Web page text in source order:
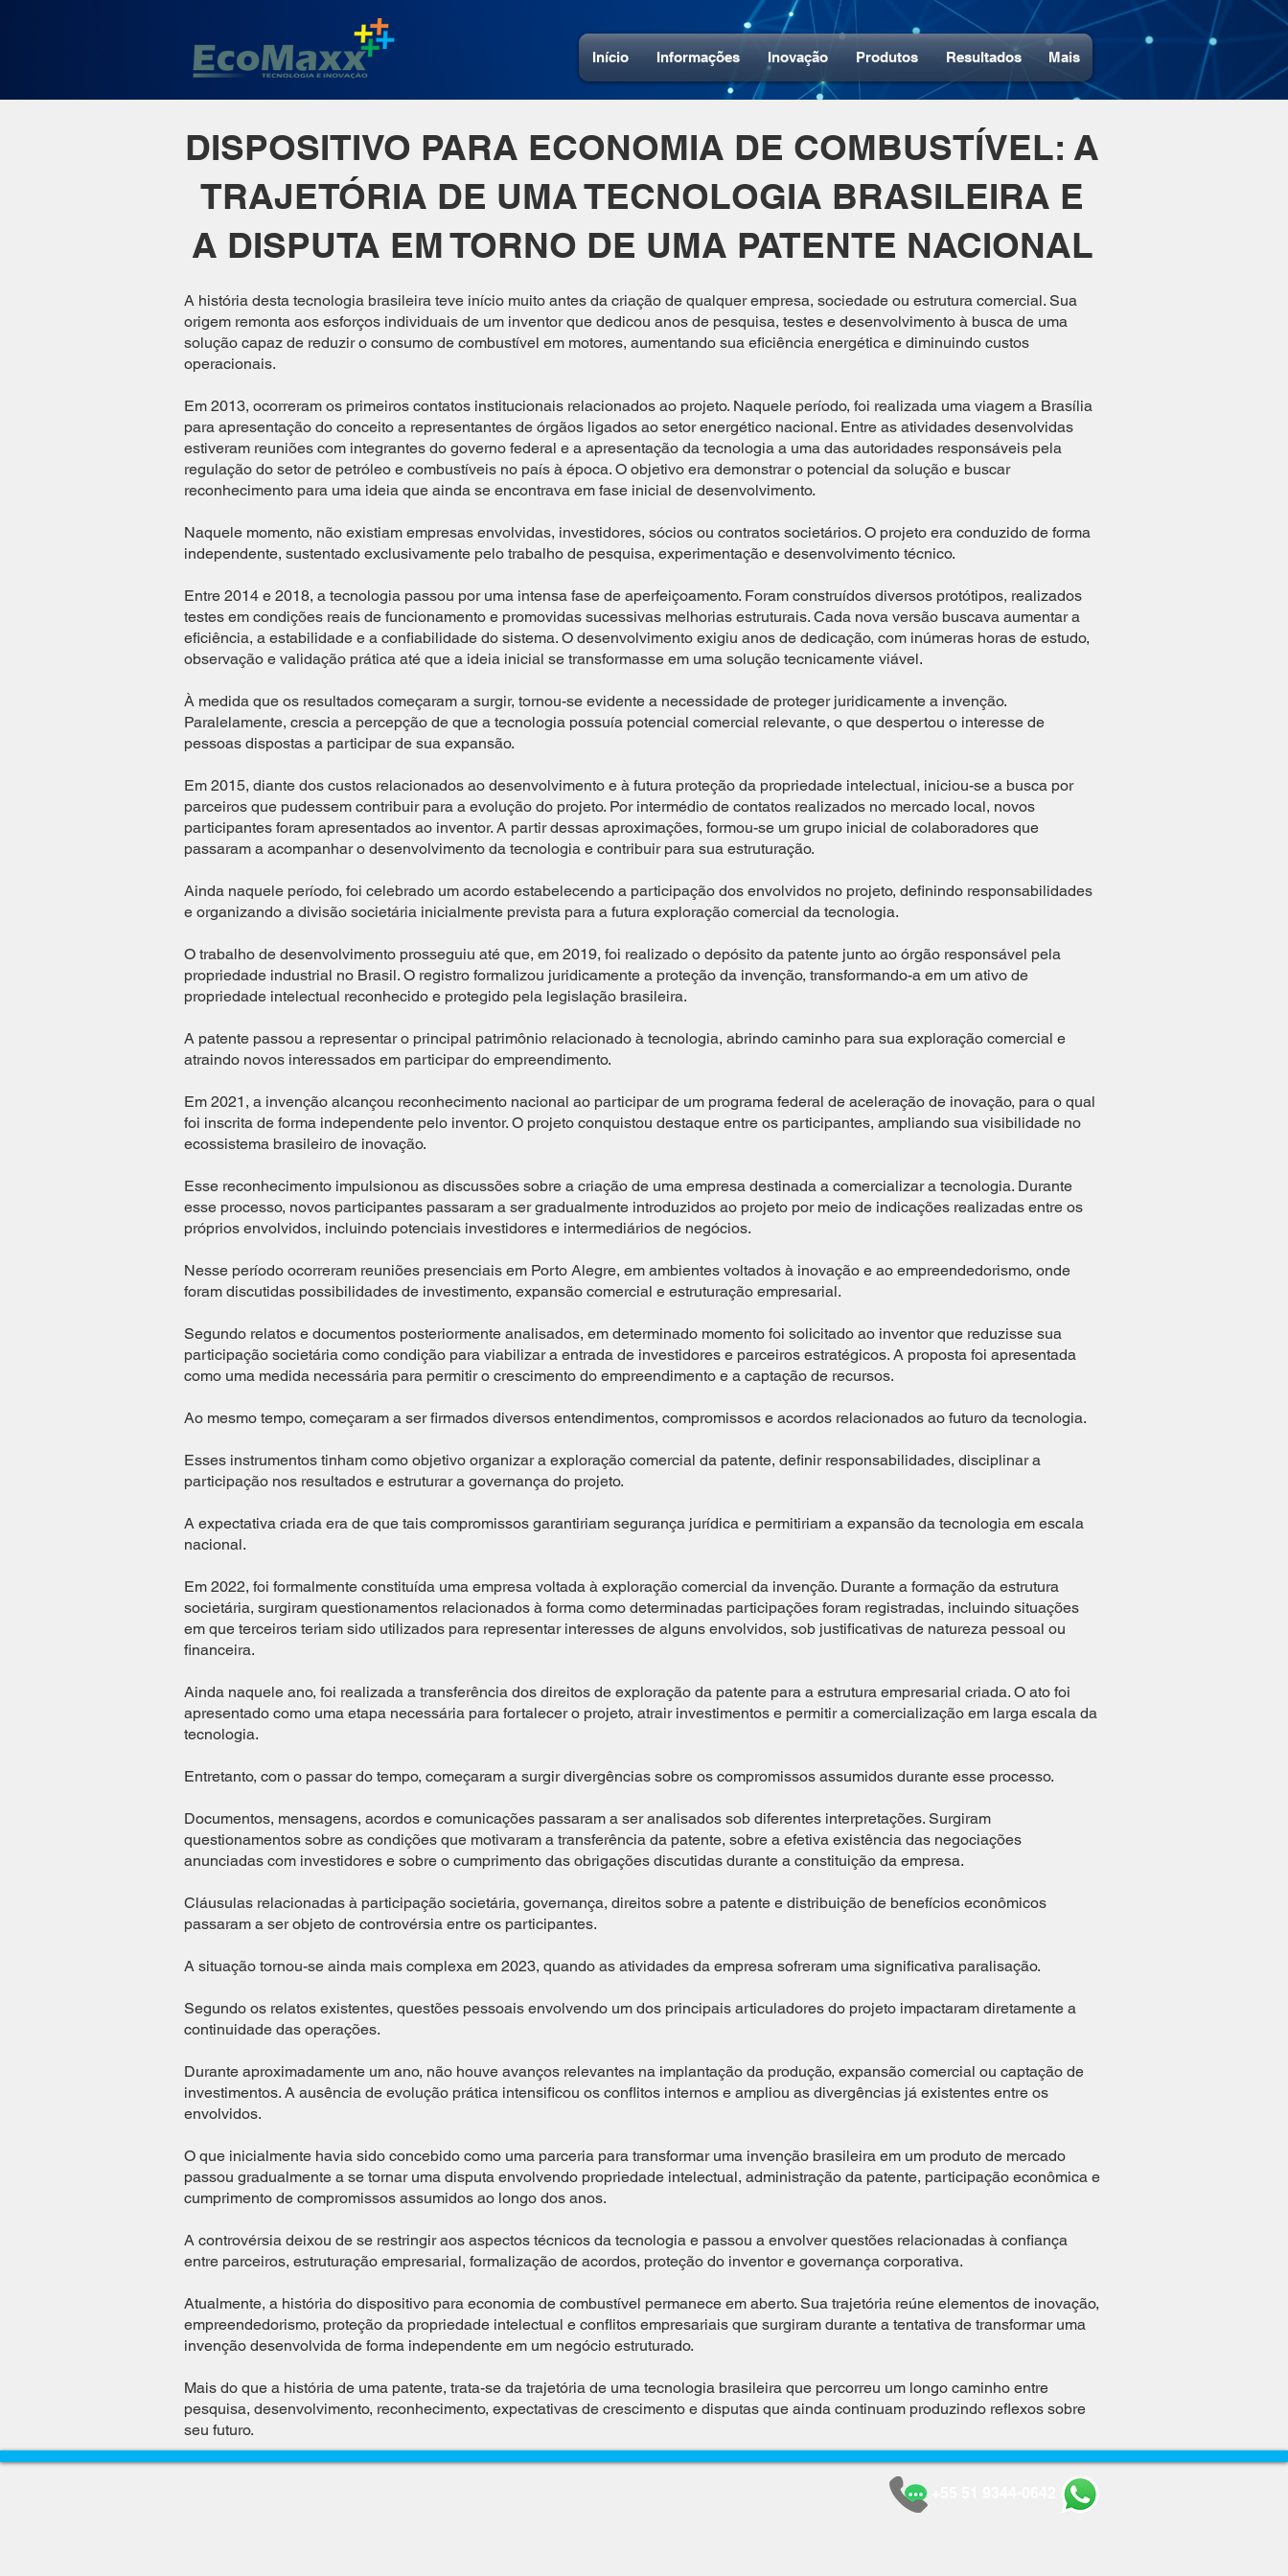
Início Informações Inovação Produtos Resultados Mais
DISPOSITIVO PARA ECONOMIA DE COMBUSTÍVEL: A
TRAJETÓRIA DE UMA TECNOLOGIA BRASILEIRA E
A DISPUTA EM TORNO DE UMA PATENTE NACIONAL
A história desta tecnologia brasileira teve início muito antes da criação de qualquer empresa, sociedade ou estrutura comercial. Sua
origem remonta aos esforços individuais de um inventor que dedicou anos de pesquisa, testes e desenvolvimento à busca de uma
solução capaz de reduzir o consumo de combustível em motores, aumentando sua eficiência energética e diminuindo custos
operacionais.
Em 2013, ocorreram os primeiros contatos institucionais relacionados ao projeto. Naquele período, foi realizada uma viagem a Brasília
para apresentação do conceito a representantes de órgãos ligados ao setor energético nacional. Entre as atividades desenvolvidas
estiveram reuniões com integrantes do governo federal e a apresentação da tecnologia a uma das autoridades responsáveis pela
regulação do setor de petróleo e combustíveis no país à época. O objetivo era demonstrar o potencial da solução e buscar
reconhecimento para uma ideia que ainda se encontrava em fase inicial de desenvolvimento.
Naquele momento, não existiam empresas envolvidas, investidores, sócios ou contratos societários. O projeto era conduzido de forma
independente, sustentado exclusivamente pelo trabalho de pesquisa, experimentação e desenvolvimento técnico.
Entre 2014 e 2018, a tecnologia passou por uma intensa fase de aperfeiçoamento. Foram construídos diversos protótipos, realizados
testes em condições reais de funcionamento e promovidas sucessivas melhorias estruturais. Cada nova versão buscava aumentar a
eficiência, a estabilidade e a confiabilidade do sistema. O desenvolvimento exigiu anos de dedicação, com inúmeras horas de estudo,
observação e validação prática até que a ideia inicial se transformasse em uma solução tecnicamente viável.
À medida que os resultados começaram a surgir, tornou-se evidente a necessidade de proteger juridicamente a invenção.
Paralelamente, crescia a percepção de que a tecnologia possuía potencial comercial relevante, o que despertou o interesse de
pessoas dispostas a participar de sua expansão.
Em 2015, diante dos custos relacionados ao desenvolvimento e à futura proteção da propriedade intelectual, iniciou-se a busca por
parceiros que pudessem contribuir para a evolução do projeto. Por intermédio de contatos realizados no mercado local, novos
participantes foram apresentados ao inventor. A partir dessas aproximações, formou-se um grupo inicial de colaboradores que
passaram a acompanhar o desenvolvimento da tecnologia e contribuir para sua estruturação.
Ainda naquele período, foi celebrado um acordo estabelecendo a participação dos envolvidos no projeto, definindo responsabilidades
e organizando a divisão societária inicialmente prevista para a futura exploração comercial da tecnologia.
O trabalho de desenvolvimento prosseguiu até que, em 2019, foi realizado o depósito da patente junto ao órgão responsável pela
propriedade industrial no Brasil. O registro formalizou juridicamente a proteção da invenção, transformando-a em um ativo de
propriedade intelectual reconhecido e protegido pela legislação brasileira.
A patente passou a representar o principal patrimônio relacionado à tecnologia, abrindo caminho para sua exploração comercial e
atraindo novos interessados em participar do empreendimento.
Em 2021, a invenção alcançou reconhecimento nacional ao participar de um programa federal de aceleração de inovação, para o qual
foi inscrita de forma independente pelo inventor. O projeto conquistou destaque entre os participantes, ampliando sua visibilidade no
ecossistema brasileiro de inovação.
Esse reconhecimento impulsionou as discussões sobre a criação de uma empresa destinada a comercializar a tecnologia. Durante
esse processo, novos participantes passaram a ser gradualmente introduzidos ao projeto por meio de indicações realizadas entre os
próprios envolvidos, incluindo potenciais investidores e intermediários de negócios.
Nesse período ocorreram reuniões presenciais em Porto Alegre, em ambientes voltados à inovação e ao empreendedorismo, onde
foram discutidas possibilidades de investimento, expansão comercial e estruturação empresarial.
Segundo relatos e documentos posteriormente analisados, em determinado momento foi solicitado ao inventor que reduzisse sua
participação societária como condição para viabilizar a entrada de investidores e parceiros estratégicos. A proposta foi apresentada
como uma medida necessária para permitir o crescimento do empreendimento e a captação de recursos.
Ao mesmo tempo, começaram a ser firmados diversos entendimentos, compromissos e acordos relacionados ao futuro da tecnologia.
Esses instrumentos tinham como objetivo organizar a exploração comercial da patente, definir responsabilidades, disciplinar a
participação nos resultados e estruturar a governança do projeto.
A expectativa criada era de que tais compromissos garantiriam segurança jurídica e permitiriam a expansão da tecnologia em escala
nacional.
Em 2022, foi formalmente constituída uma empresa voltada à exploração comercial da invenção. Durante a formação da estrutura
societária, surgiram questionamentos relacionados à forma como determinadas participações foram registradas, incluindo situações
em que terceiros teriam sido utilizados para representar interesses de alguns envolvidos, sob justificativas de natureza pessoal ou
financeira.
Ainda naquele ano, foi realizada a transferência dos direitos de exploração da patente para a estrutura empresarial criada. O ato foi
apresentado como uma etapa necessária para fortalecer o projeto, atrair investimentos e permitir a comercialização em larga escala da
tecnologia.
Entretanto, com o passar do tempo, começaram a surgir divergências sobre os compromissos assumidos durante esse processo.
Documentos, mensagens, acordos e comunicações passaram a ser analisados sob diferentes interpretações. Surgiram
questionamentos sobre as condições que motivaram a transferência da patente, sobre a efetiva existência das negociações
anunciadas com investidores e sobre o cumprimento das obrigações discutidas durante a constituição da empresa.
Cláusulas relacionadas à participação societária, governança, direitos sobre a patente e distribuição de benefícios econômicos
passaram a ser objeto de controvérsia entre os participantes.
A situação tornou-se ainda mais complexa em 2023, quando as atividades da empresa sofreram uma significativa paralisação.
Segundo os relatos existentes, questões pessoais envolvendo um dos principais articuladores do projeto impactaram diretamente a
continuidade das operações.
Durante aproximadamente um ano, não houve avanços relevantes na implantação da produção, expansão comercial ou captação de
investimentos. A ausência de evolução prática intensificou os conflitos internos e ampliou as divergências já existentes entre os
envolvidos.
O que inicialmente havia sido concebido como uma parceria para transformar uma invenção brasileira em um produto de mercado
passou gradualmente a se tornar uma disputa envolvendo propriedade intelectual, administração da patente, participação econômica e
cumprimento de compromissos assumidos ao longo dos anos.
A controvérsia deixou de se restringir aos aspectos técnicos da tecnologia e passou a envolver questões relacionadas à confiança
entre parceiros, estruturação empresarial, formalização de acordos, proteção do inventor e governança corporativa.
Atualmente, a história do dispositivo para economia de combustível permanece em aberto. Sua trajetória reúne elementos de inovação,
empreendedorismo, proteção da propriedade intelectual e conflitos empresariais que surgiram durante a tentativa de transformar uma
invenção desenvolvida de forma independente em um negócio estruturado.
Mais do que a história de uma patente, trata-se da trajetória de uma tecnologia brasileira que percorreu um longo caminho entre
pesquisa, desenvolvimento, reconhecimento, expectativas de crescimento e disputas que ainda continuam produzindo reflexos sobre
seu futuro.